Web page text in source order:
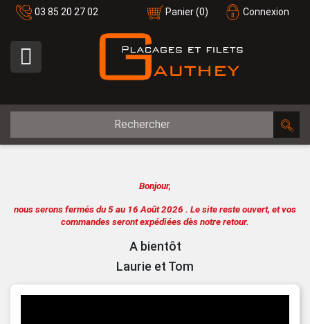
03 85 20 27 02 Connexion
Panier(0)

Bonjour,
nous serons fermés du 5 au 16 Août 2026 . Le site reste ouvert, et vos
commandes seront expédiées dès notre retour.
A bientôt
Laurie et Tom